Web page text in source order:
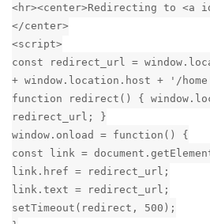
<hr><center>Redirecting to
</center>
<script>
const redirect_url =
+ window.location.host + '/
function redirect() {
redirect_url; }
window.onload = function() {
const link =
link.href = redirect_url;
link.text = redirect_url;
setTimeout(redirect, 500);